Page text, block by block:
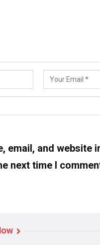
email, and website
next time I